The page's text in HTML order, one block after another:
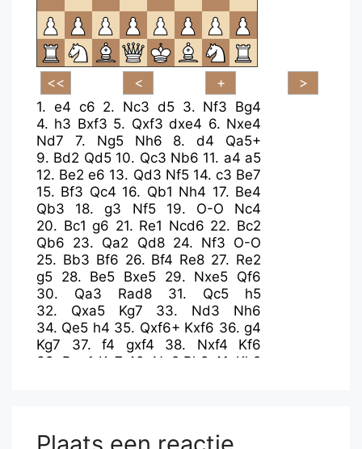
1. e4 c6 2. Nc3 d5 3. Nf3 Bg4
4. h3 Bxf3 5. Qxf3 dxe4 6. Nxe4
Nd7
7. Ng5 Nh6 8.d4
Qa5+
9. Bd2 Qd5 10. Qc3 Nb6 11. a4 a5
12. Be2 e6 13. Qd3 Nf5 14. c3 Be7
15. Bf3 Qc4 16. Qb1 Nh4 17. Be4
Qb3
18.g3 Nf5 19. O-O
Nc4
20. Bc1 g6 21. Re1 Ncd6 22. Bc2
Qb6 23. Qa2 Qd8 24. Nf3 O-O
25. Bb3 Bf6 26. Bf4 Re8 27. Re2
g5 28. Be5 Bxe5 29. Nxe5 Qf6
30. Qa3 Rad8 31. Qc5
h5
32. Qxa5 Kg7 33. Nd3
Nh6
34. Qe5 h4 35. Qxf6+ Kxf6 36.g4
Kg7
37. f4 gxf4 38. Nxf4
Kf6
39. Rae1 Ke7 40. Ng2 Rh8 41. Kh2